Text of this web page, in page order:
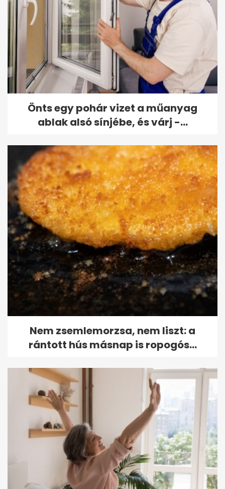
Önts egy pohár vizet a műanyag
ablak alsó sínjébe, és várj -...
Nem zsemlemorzsa, nem liszt: a
rántott hús másnap is ropogós...